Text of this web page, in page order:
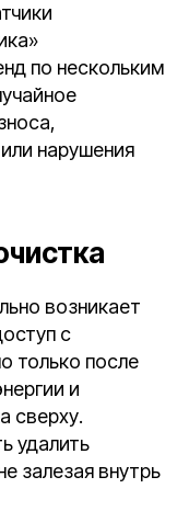
по нескольким
нарушения
возникает
с
только после
и
сверху.
удалить
залезая внутрь